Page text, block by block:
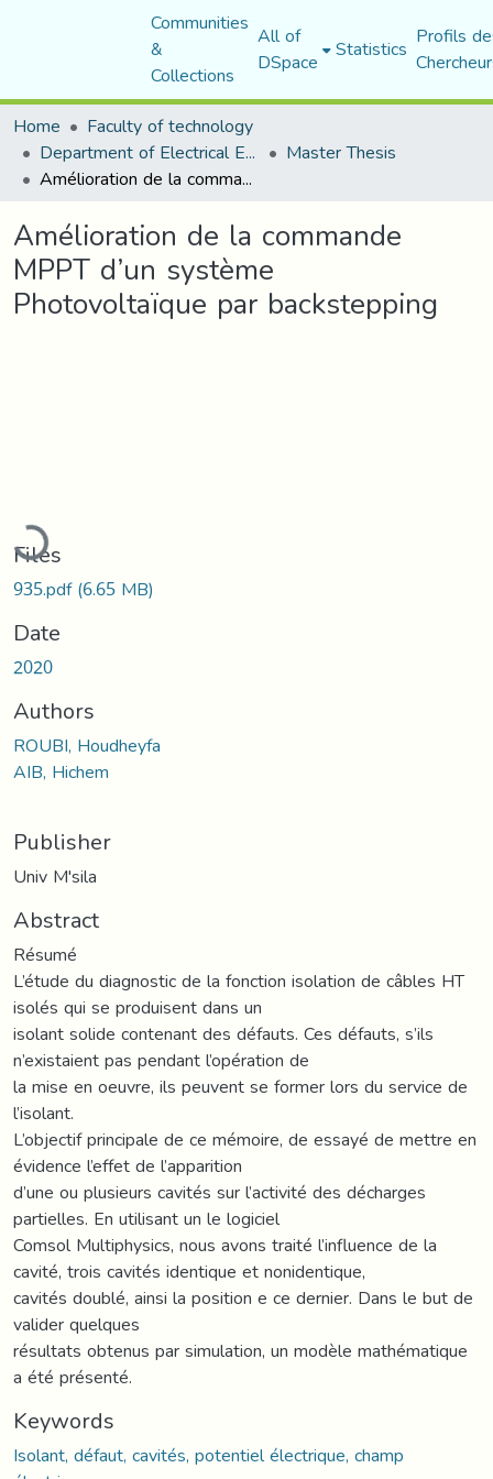
Communities
&
Collections
All of
DSpace Statistics Profils
Home
Faculty of technology
Department of Electrical Engineering Master Thesis
Amélioration de la commande MPPT d’un système Photovoltaïque par backstepping
Amélioration de la commande
MPPT d’un système
Photovoltaïque par backstepping
Loading...
Files
935.pdf(6.65 MB)
Date
2020
Authors
ROUBI, Houdheyfa
AIB, Hichem
Publisher
Univ M'sila
Abstract
Résumé
L’étude du diagnostic de la fonction isolation de câbles HT
isolés qui se produisent dans un
isolant solide contenant des défauts. Ces défauts, s’ils
n’existaient pas pendant l’opération de
la mise en oeuvre, ils peuvent se former lors du service de
l’isolant.
L’objectif principale de ce mémoire, de essayé de mettre en
évidence l’effet de l’apparition
d’une ou plusieurs cavités sur l’activité des décharges
partielles. En utilisant un le logiciel
Comsol Multiphysics, nous avons traité l’influence de la
cavité, trois cavités identique et nonidentique,
cavités doublé, ainsi la position e ce dernier. Dans le but de
valider quelques
résultats obtenus par simulation, un modèle mathématique
a été présenté.
Keywords
Isolant, défaut, cavités, potentiel électrique, champ